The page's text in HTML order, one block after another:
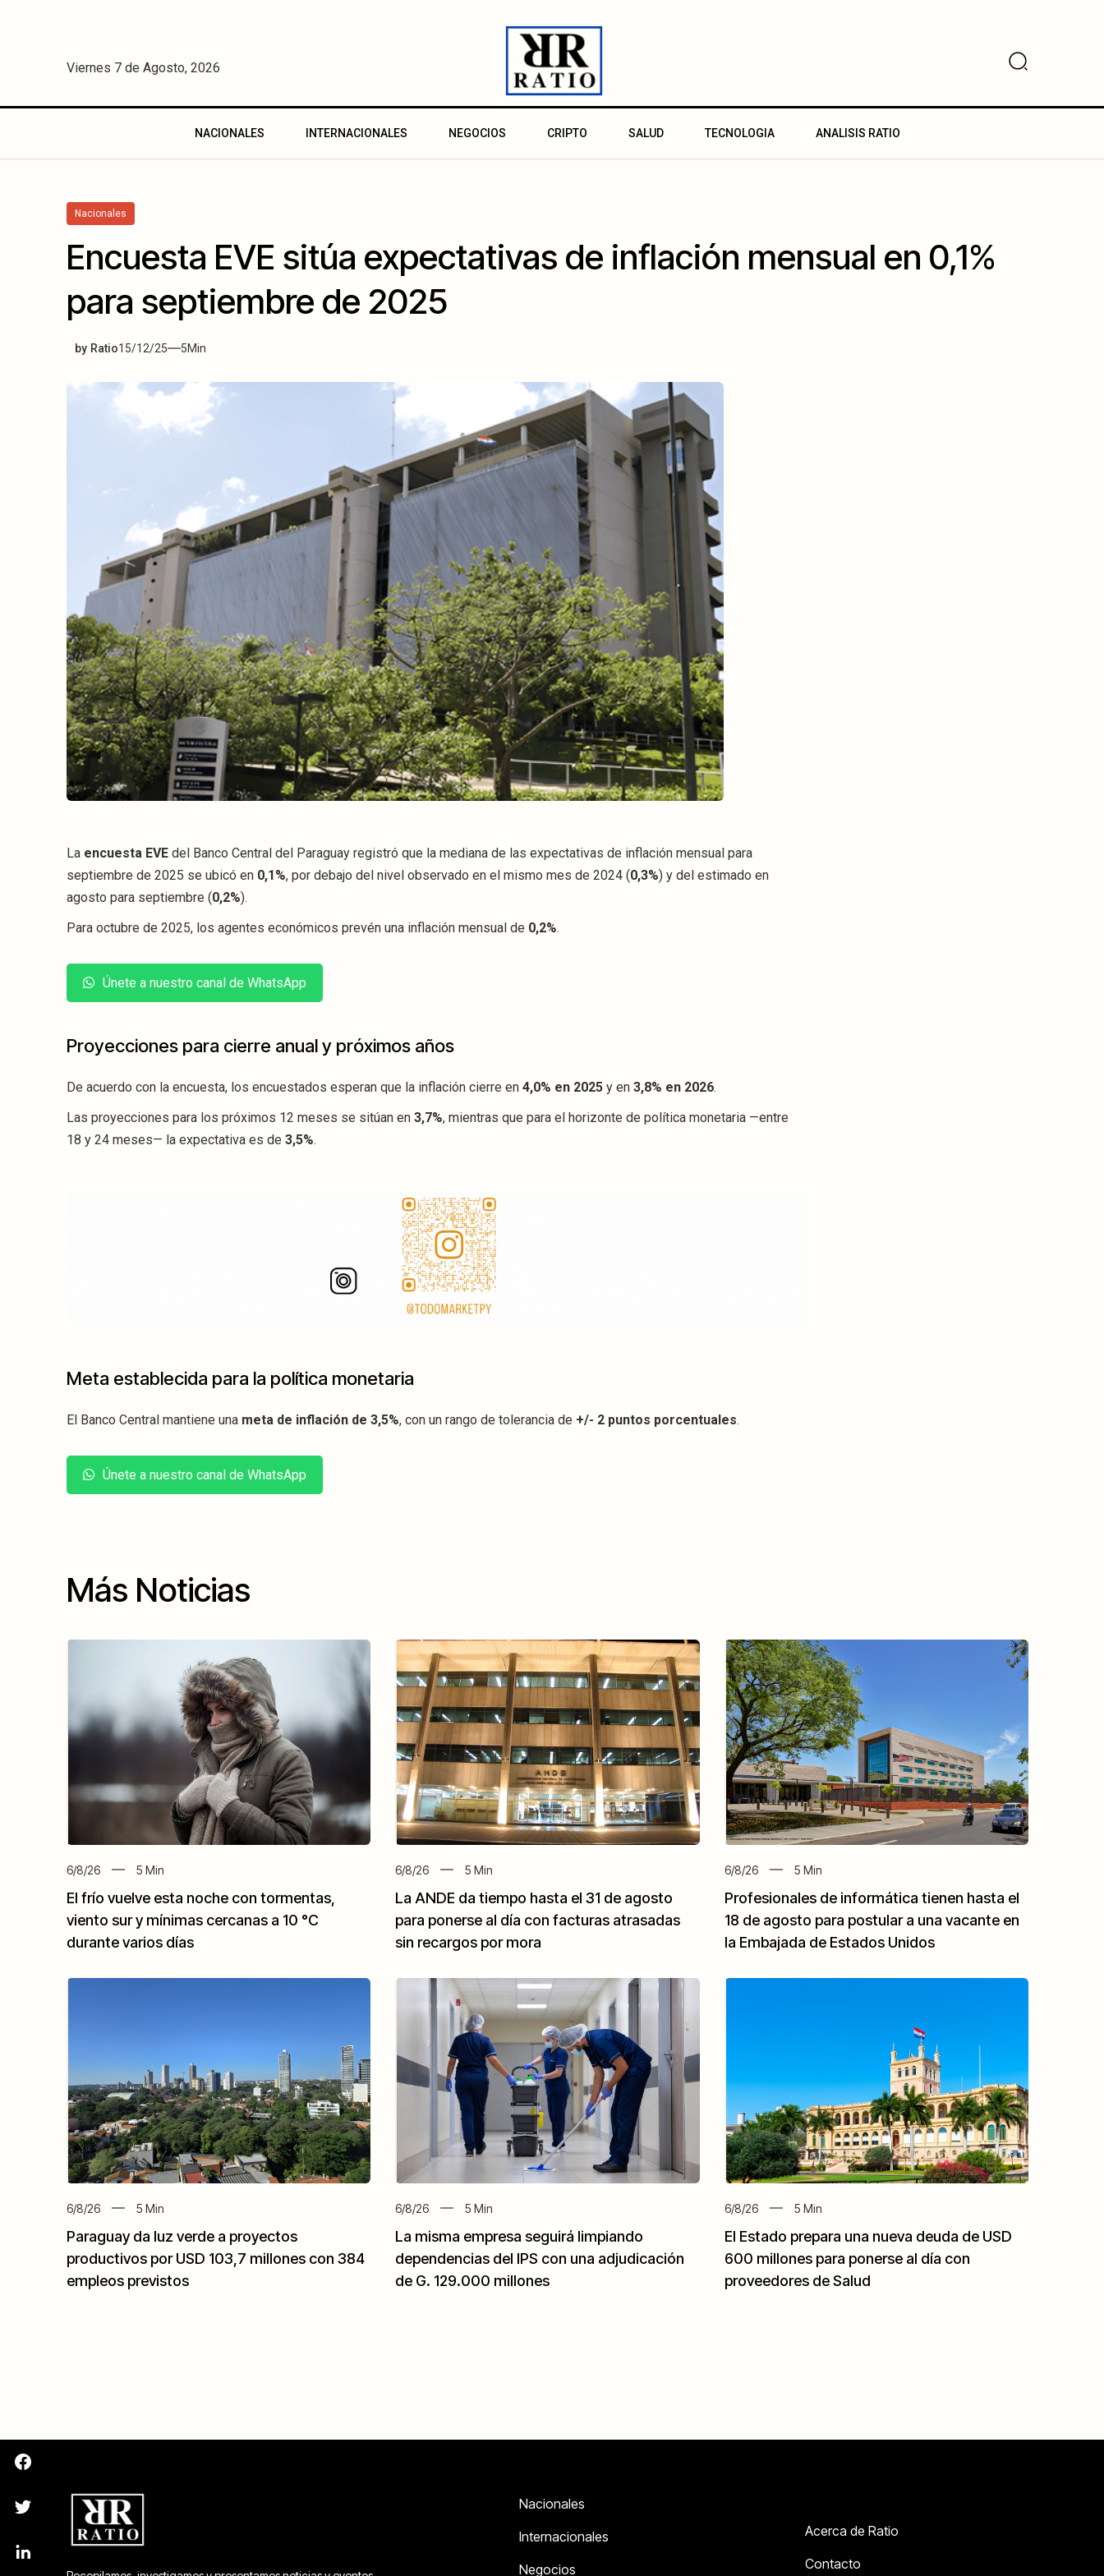
Viernes 7 de Agosto, 2026
NACIONALES INTERNACIONALES NEGOCIOS CRIPTO SALUD TECNOLOGIA ANALISIS RATIO
Nacionales
Encuesta EVE sitúa expectativas de inflación mensual en 0,1%
para septiembre de 2025
by Ratio15/12/25 5Min
La encuesta EVE del Banco Central del Paraguay registró que la mediana de las expectativas de inflación mensual para
septiembre de 2025 se ubicó en 0,1%, por debajo del nivel observado en el mismo mes de 2024 (0,3%) y del estimado en
agosto para septiembre (0,2%).
Para octubre de 2025, los agentes económicos prevén una inflación mensual de 0,2%.
Únete a nuestro canal de WhatsApp
Proyecciones para cierre anual y próximos años
De acuerdo con la encuesta, los encuestados esperan que la inflación cierre en 4,0% en 2025 y en 3,8% en 2026.
Las proyecciones para los próximos 12 meses se sitúan en 3,7%, mientras que para el horizonte de política monetaria —entre
18 y 24 meses— la expectativa es de 3,5%.
Meta establecida para la política monetaria
El Banco Central mantiene una meta de inflación de 3,5%, con un rango de tolerancia de +/- 2 puntos porcentuales.
Únete a nuestro canal de WhatsApp
Más Noticias
6/8/26 5 Min
El frío vuelve esta noche con tormentas,
viento sur y mínimas cercanas a 10 °C
durante varios días
6/8/26 5 Min
La ANDE da tiempo hasta el 31 de agosto
para ponerse al día con facturas atrasadas
sin recargos por mora
6/8/26 5 Min
Profesionales de informática tienen hasta el
18 de agosto para postular a una vacante en
la Embajada de Estados Unidos
6/8/26 5 Min
Paraguay da luz verde a proyectos
productivos por USD 103,7 millones con 384
empleos previstos
6/8/26 5 Min
La misma empresa seguirá limpiando
dependencias del IPS con una adjudicación
de G. 129.000 millones
6/8/26 5 Min
El Estado prepara una nueva deuda de USD
600 millones para ponerse al día con
proveedores de Salud
Nacionales
Internacionales
Negocios
Acerca de Ratio
Contacto